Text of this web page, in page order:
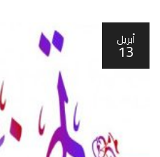
أبريل
13